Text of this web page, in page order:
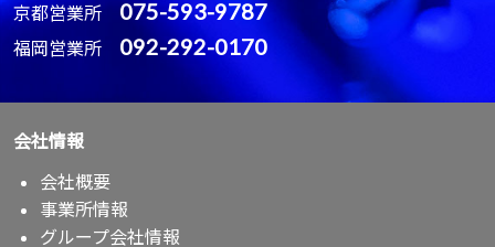
京都営業所 075-593-9787
福岡営業所 092-292-0170
会社情報
会社概要
事業所情報
グループ会社情報